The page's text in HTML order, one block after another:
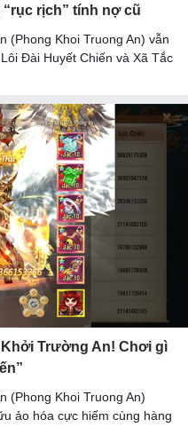
rịch” tính nợ cũ
(Phong Khoi Truong An) vẫn
Đài Huyết Chiến và Xã Tắc
Trường An! Chơi gì
(Phong Khoi Truong An)
ảo hóa cực hiếm cùng hàng